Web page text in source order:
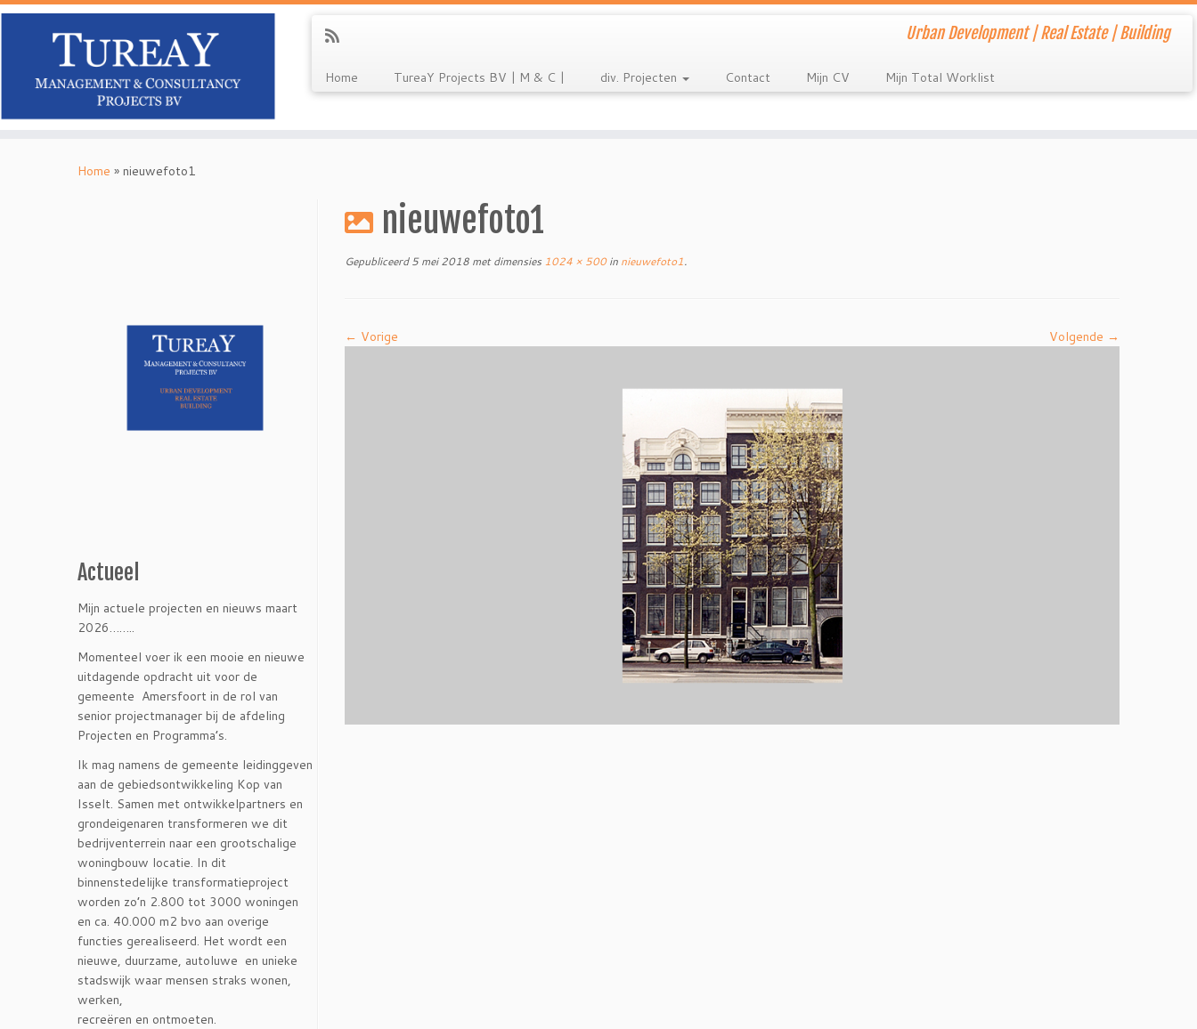
Urban Development | Real Estate | Building
Home TureaY Projects BV | M & C | div. Projecten Contact Mijn CV Mijn Total Worklist
Home » nieuwefoto1
Actueel
Mijn actuele projecten en nieuws maart
2026……..
Momenteel voer ik een mooie en nieuwe
uitdagende opdracht uit voor de
gemeente Amersfoort in de rol van
senior projectmanager bij de afdeling
Projecten en Programma’s.
Ik mag namens de gemeente leidinggeven
aan de gebiedsontwikkeling Kop van
Isselt. Samen met ontwikkelpartners en
grondeigenaren transformeren we dit
bedrijventerrein naar een grootschalige
woningbouw locatie. In dit
binnenstedelijke transformatieproject
worden zo’n 2.800 tot 3000 woningen
en ca. 40.000 m2 bvo aan overige
functies gerealiseerd. Het wordt een
nieuwe, duurzame, autoluwe en unieke
stadswijk waar mensen straks wonen,
werken,
recreëren en ontmoeten.
nieuwefoto1
Gepubliceerd 5 mei 2018 met dimensies 1024 × 500in nieuwefoto1.
← Vorige Volgende →